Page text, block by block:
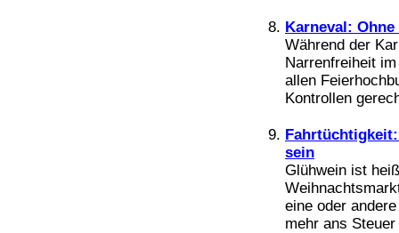
Karneval:
Während der
Narrenfreiheit
allen
Kontrollen
sein
Glühwein ist
eine oder
mehr ans